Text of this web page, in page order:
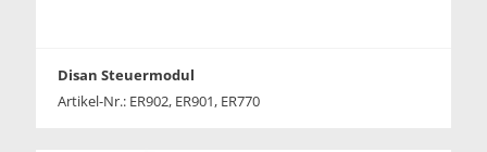
Disan Steuermodul
Artikel-Nr.: ER902, ER901, ER770